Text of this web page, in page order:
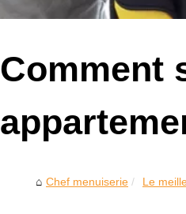
Comment
Chef menuiserie Le